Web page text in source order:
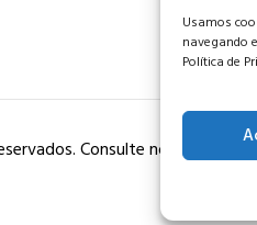
Usamos
navegando
Política de
Consulte nossa